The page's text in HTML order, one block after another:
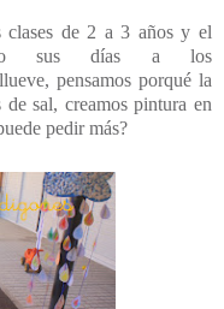
clases de 2 a 3 años y el
sus días a los
pensamos porqué la
sal, creamos pintura en
pedir más?